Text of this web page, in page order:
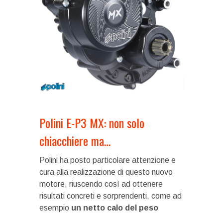
Polini E-P3 MX: non solo
chiacchiere ma…
Polini ha posto particolare attenzione e
cura alla realizzazione di questo nuovo
motore, riuscendo così ad ottenere
risultati concreti e sorprendenti, come ad
esempio un netto calo del peso